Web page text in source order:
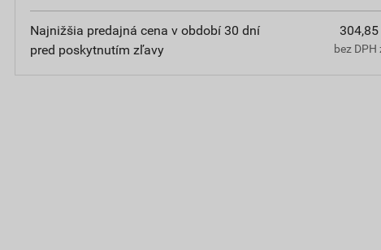
Najnižšia predajná cena v období 30 dní
pred poskytnutím zľavy
304,85
bez DPH